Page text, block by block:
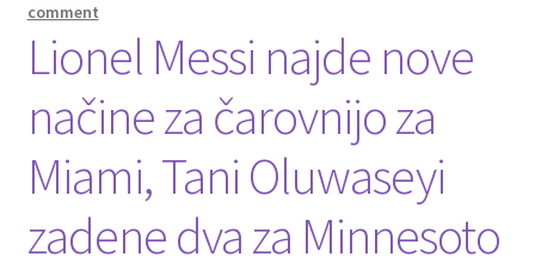
Moj račun
Trgovina
Zaključek nakupa
comment
Lionel Messi najde nove
načine za čarovnijo za
Miami, Tani Oluwaseyi
zadene dva za Minnesoto